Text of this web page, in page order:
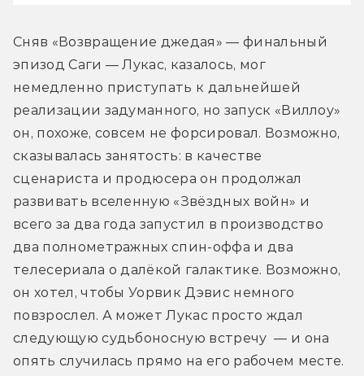
Сняв «Возвращение джедая» — финальный
эпизод Саги — Лукас, казалось, мог
немедленно приступать к дальнейшей
реализации задуманного, но запуск «Виллоу»
он, похоже, совсем не форсировал. Возможно,
сказывалась занятость: в качестве
сценариста и продюсера он продолжал
развивать вселенную «Звёздных войн» и
всего за два года запустил в производство
два полнометражных спин-оффа и два
телесериала о далёкой галактике. Возможно,
он хотел, чтобы Уорвик Дэвис немного
повзрослел. А может Лукас просто ждал
следующую судьбоносную встречу  — и она
опять случилась прямо на его рабочем месте.